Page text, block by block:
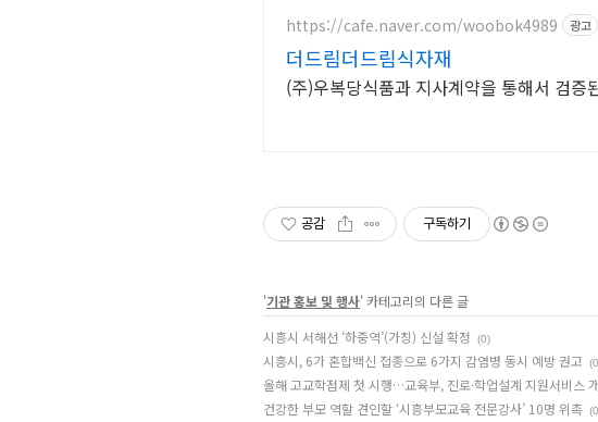
https://cafe.naver.com/woobok4989 광고
더드림더드림식자재
(주)우복당식품과 지사계약을 통해서 검증
공감 구독하기
'기관 홍보 및 행사' 카테고리의 다른 글
시흥시 서해선 ‘하중역’(가칭) 신설 확정
(0)
시흥시, 6가 혼합백신 접종으로 6가지 감염병 동시 예방 권고
올해 고교학점제 첫 시행…교육부, 진로·학업설계 지원서비스
건강한 부모 역할 견인할 ‘시흥부모교육 전문강사’ 10명 위촉